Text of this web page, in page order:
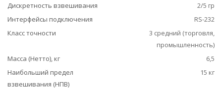
Дискретность взвешивания
2/5 гр
Интерфейсы подключения
RS-232
Класс точности
3 средний (торговля,
промышленность)
Масса (Нетто), кг
6,5
Наибольший предел
взвешивания (НПВ)
15 кг